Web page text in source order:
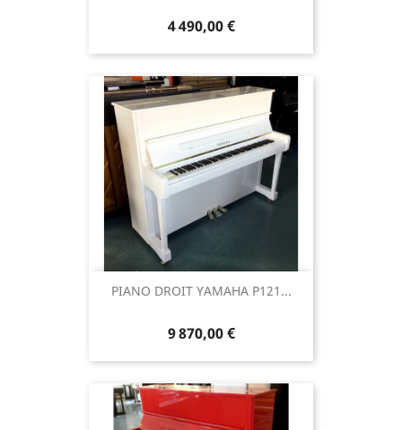
4 490,00 €
PIANO DROIT YAMAHA P121...
9 870,00 €